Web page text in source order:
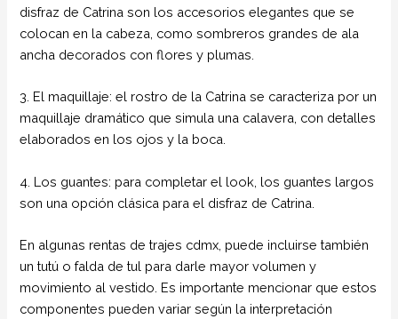
disfraz de Catrina son los accesorios elegantes que se
colocan en la cabeza, como sombreros grandes de ala
ancha decorados con flores y plumas.
3. El maquillaje: el rostro de la Catrina se caracteriza por un
maquillaje dramático que simula una calavera, con detalles
elaborados en los ojos y la boca.
4. Los guantes: para completar el look, los guantes largos
son una opción clásica para el disfraz de Catrina.
En algunas rentas de trajes cdmx, puede incluirse también
un tutú o falda de tul para darle mayor volumen y
movimiento al vestido. Es importante mencionar que estos
componentes pueden variar según la interpretación